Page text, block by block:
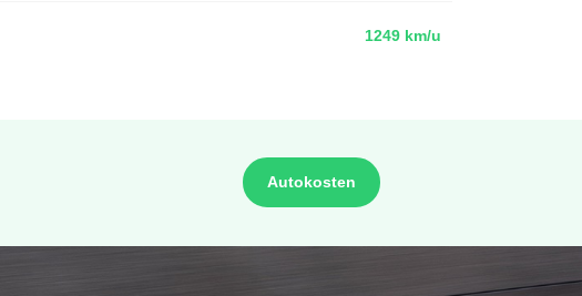
1249 km/u
Autokosten